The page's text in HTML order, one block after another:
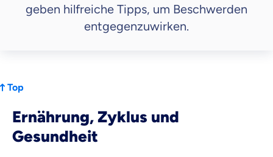
geben hilfreiche Tipps, um Beschwerden
entgegenzuwirken.
Top
Ernährung, Zyklus und
Gesundheit